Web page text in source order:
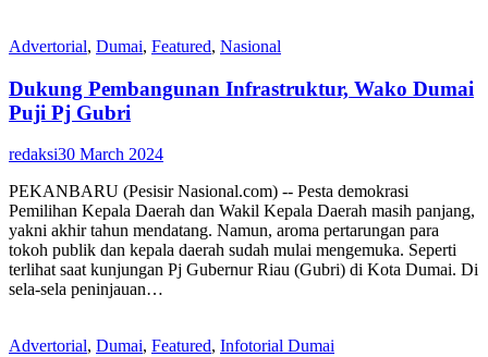
Advertorial, Dumai, Featured, Nasional
Dukung Pembangunan Infrastruktur, Wako Dumai
Puji Pj Gubri
redaksi30 March 2024
PEKANBARU (Pesisir Nasional.com) -- Pesta demokrasi
Pemilihan Kepala Daerah dan Wakil Kepala Daerah masih panjang,
yakni akhir tahun mendatang. Namun, aroma pertarungan para
tokoh publik dan kepala daerah sudah mulai mengemuka. Seperti
terlihat saat kunjungan Pj Gubernur Riau (Gubri) di Kota Dumai. Di
sela-sela peninjauan…
Advertorial, Dumai, Featured, Infotorial Dumai